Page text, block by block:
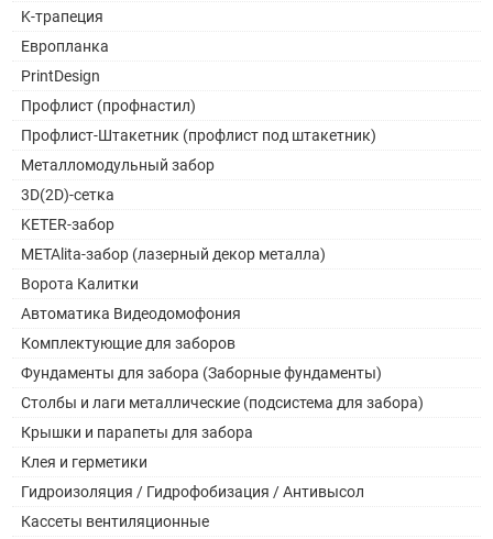
K-трапеция
Европланка
PrintDesign
Профлист (профнастил)
Профлист-Штакетник (профлист под штакетник)
Металломодульный забор
3D(2D)-сетка
KETER-забор
METAlita-забор (лазерный декор металла)
Ворота Калитки
Автоматика Видеодомофония
Комплектующие для заборов
Фундаменты для забора (Заборные фундаменты)
Столбы и лаги металлические (подсистема для забора)
Крышки и парапеты для забора
Клея и герметики
Гидроизоляция / Гидрофобизация / Антивысол
Кассеты вентиляционные